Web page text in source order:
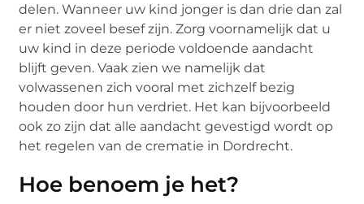
delen. Wanneer uw kind jonger is dan drie dan zal
er niet zoveel besef zijn. Zorg voornamelijk dat u
uw kind in deze periode voldoende aandacht
blijft geven. Vaak zien we namelijk dat
volwassenen zich vooral met zichzelf bezig
houden door hun verdriet. Het kan bijvoorbeeld
ook zo zijn dat alle aandacht gevestigd wordt op
het regelen van de crematie in Dordrecht.
Hoe benoem je het?